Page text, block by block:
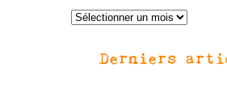
A
Derniers